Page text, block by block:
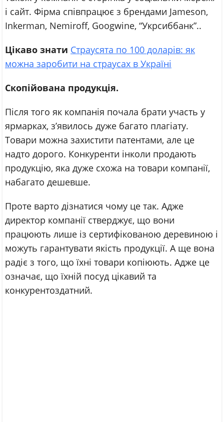
і сайт. Фірма співпрацює з брендами Jameson,
Inkerman, Nemiroff, Googwine, “Укрсиббанк”..
Цікаво знати Страусята по 100 доларів: як
можна заробити на страусах в Україні
Скопійована продукція.
Після того як компанія почала брати участь у
ярмарках, з’явилось дуже багато плагіату.
Товари можна захистити патентами, але це
надто дорого. Конкуренти інколи продають
продукцію, яка дуже схожа на товари компанії,
набагато дешевше.
Проте варто дізнатися чому це так. Адже
директор компанії стверджує, що вони
працюють лише із сертифікованою деревиною і
можуть гарантувати якість продукції. А ще вона
радіє з того, що їхні товари копіюють. Адже це
означає, що їхній посуд цікавий та
конкурентоздатний.